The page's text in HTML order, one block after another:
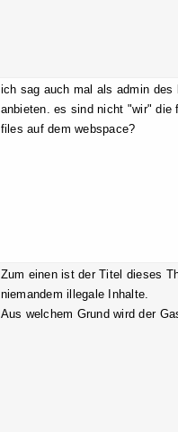
ich sag auch mal als admin
anbieten. es sind nicht "wir" die
files auf dem webspace?
Zum einen ist der Titel dieses
niemandem illegale Inhalte.
Aus welchem Grund wird der